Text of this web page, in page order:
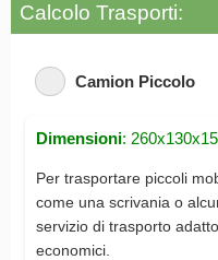
Calcolo Trasporti:
Camion Piccolo
Dimensioni:
Per trasportare piccoli
come una scrivania o
servizio di trasporto
economici.